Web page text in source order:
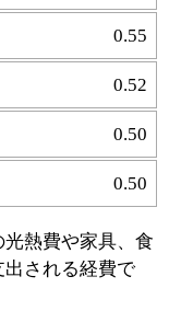
0.55
0.52
0.50
0.50
熱費や家具、食
される経費で